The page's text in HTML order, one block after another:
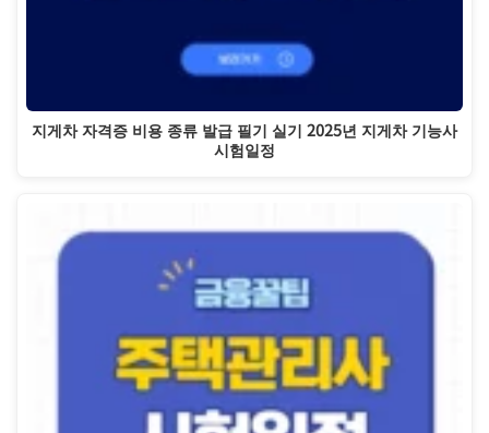
지게차 자격증 비용 종류 발급 필기 실기 2025년 지게차 기능사
시험일정